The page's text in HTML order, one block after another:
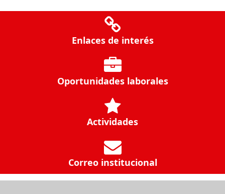
Enlaces de interés
Oportunidades laborales
Actividades
Correo institucional